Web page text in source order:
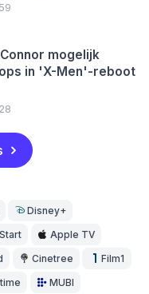
mogelijk
in 'X-Men'-reboot
Disney+
Apple TV
Cinetree Film1
MUBI